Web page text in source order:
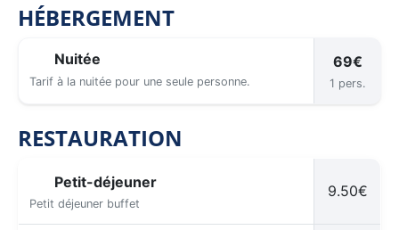
HÉBERGEMENT
Nuitée
Tarif à la nuitée pour une seule personne.
69€
1 pers.
RESTAURATION
Petit-déjeuner
Petit déjeuner buffet
9.50€